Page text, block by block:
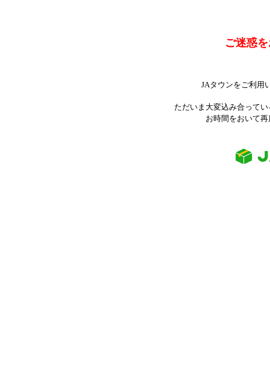
ご迷惑
JAタウンをご利用
ただいま大変込み合って
お時間をおいて